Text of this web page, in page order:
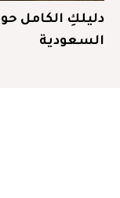
دليلكِ الكامل
السعودية